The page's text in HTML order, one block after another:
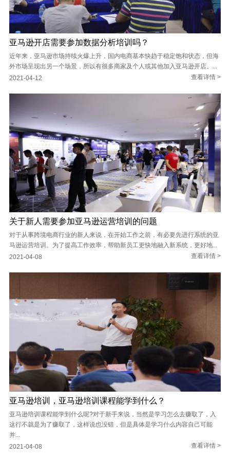
亚马逊开店需要参加数据分析培训吗？
近年来，亚马逊市场持续火爆上升，国内电商基本快趋于稳定饱和状态，但海
外市场呈现出另一个场景，所以有很多商家及个人或其他加入亚马逊开店。...
查看详情 >
2021-04-12
关于新人需要参加亚马逊运营培训的问题
对于从事跨境电商行业的新人来说，在开始工作之前，有必要先进行系统的亚
马逊运营培训。为了提高工作效率，帮助新员工更快地融入新系统，更好地...
查看详情 >
2021-04-08
亚马逊培训，亚马逊培训课程能学到什么？
亚马逊培训课程能学到什么呢?对于新手来说，当然是学习怎么去赚取了，入
这行不就是为了赚取了，这样说也没错，但是具体是学习什么内容自己可能
并...
查看详情 >
2021-04-08